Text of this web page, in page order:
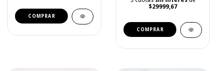
COMPRAR
$29999,67
COMPRAR